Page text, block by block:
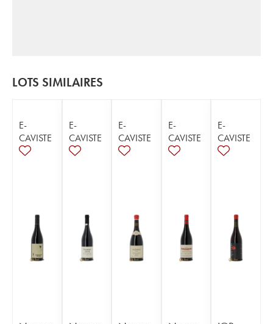
LOTS SIMILAIRES
E-
CAVISTE
E-
CAVISTE
E-
CAVISTE
E-
CAVISTE
E-
CAVISTE